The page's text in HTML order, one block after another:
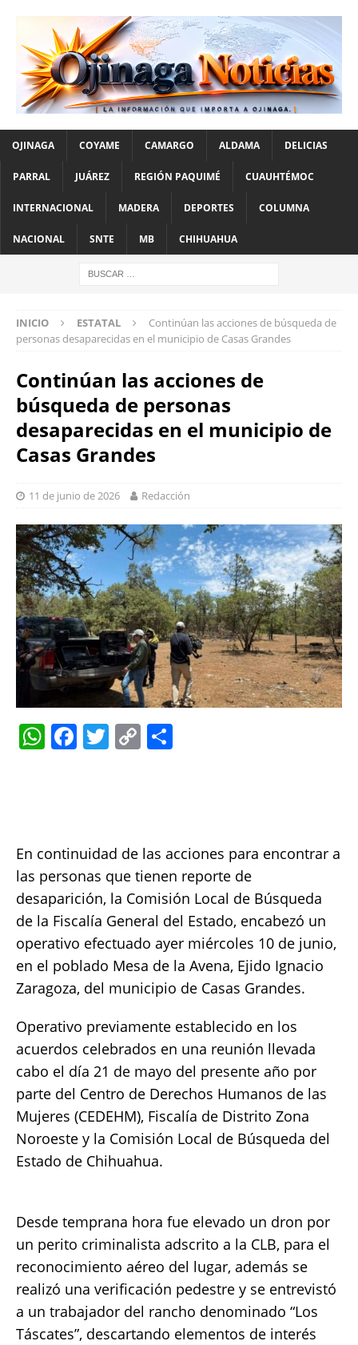
OJINAGA COYAME CAMARGO ALDAMA DELICIAS
PARRAL JUÁREZ REGIÓN PAQUIMÉ CUAUHTÉMOC
INTERNACIONAL MADERA DEPORTES COLUMNA
NACIONAL SNTE MB CHIHUAHUA
INICIO ESTATAL
Continúan las acciones de búsqueda de
personas desaparecidas en el municipio de Casas Grandes
Continúan las acciones de
búsqueda de personas
desaparecidas en el municipio de
Casas Grandes
11 de junio de 2026 Redacción
W
p
p
F
b
o
o
k
T
r
C
Li
n
k
En continuidad de las acciones para encontrar a
las personas que tienen reporte de
desaparición, la Comisión Local de Búsqueda
de la Fiscalía General del Estado, encabezó un
operativo efectuado ayer miércoles 10 de junio,
en el poblado Mesa de la Avena, Ejido Ignacio
Zaragoza, del municipio de Casas Grandes.
Operativo previamente establecido en los
acuerdos celebrados en una reunión llevada
cabo el día 21 de mayo del presente año por
parte del Centro de Derechos Humanos de las
Mujeres (CEDEHM), Fiscalía de Distrito Zona
Noroeste y la Comisión Local de Búsqueda del
Estado de Chihuahua.
Desde temprana hora fue elevado un dron por
un perito criminalista adscrito a la CLB, para el
reconocimiento aéreo del lugar, además se
realizó una verificación pedestre y se entrevistó
a un trabajador del rancho denominado “Los
Táscates”, descartando elementos de interés